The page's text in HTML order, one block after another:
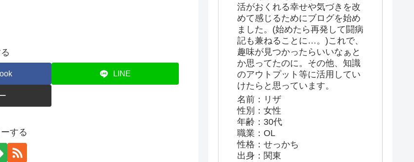
LINE
する
活がおくれる幸せや気づきを改
めて感じるためにブログを始め
ました。(始めたら再発して闘病
記も兼ねることに…。)これで、
趣味が見つかったらいいなぁと
か思ってたのに。その他、知識
のアウトプット等に活用してい
けたらと思っています。
名前：リザ
性別：女性
年齢：30代
職業：OL
性格：せっかち
出身：関東